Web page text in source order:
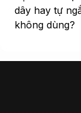
dây hay tự
không dùng?